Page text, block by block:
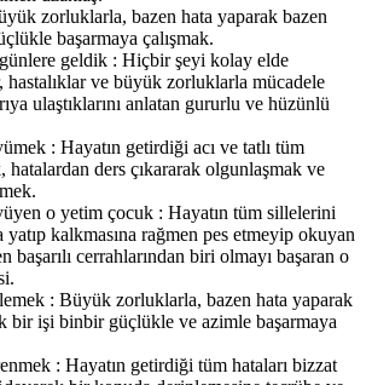
zorluklarla, bazen hata yaparak bazen
başarmaya çalışmak.
geldik : Hiçbir şeyi kolay elde
ve büyük zorluklarla mücadele
ulaştıklarını anlatan gururlu ve hüzünlü
: Hayatın getirdiği acı ve tatlı tüm
hatalardan ders çıkararak olgunlaşmak ve
o yetim çocuk : Hayatın tüm sillelerini
kalkmasına rağmen pes etmeyip okuyan
başarılı cerrahlarından biri olmayı başaran o
: Büyük zorluklarla, bazen hata yaparak
bir işi binbir güçlükle ve azimle başarmaya
: Hayatın getirdiği tüm hataları bizzat